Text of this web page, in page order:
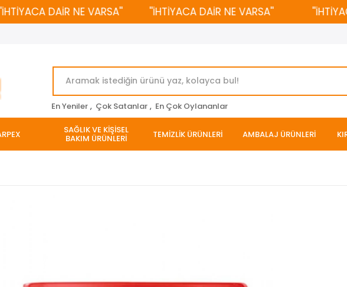
DAİR NE VARSA'' ''İHTİYACA DAİR NE VARSA'' ''İHTİYACA
En Yeniler , Çok Satanlar , En Çok Oylananlar
SAĞLIK VE KİŞİSEL
BAKIM ÜRÜNLERİ TEMİZLİK ÜRÜNLERİ AMBALAJ ÜRÜNLERİ